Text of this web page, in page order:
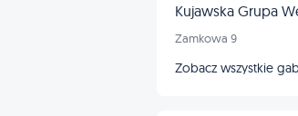
Kujawska Grupa
Zamkowa 9
Zobacz wszystkie